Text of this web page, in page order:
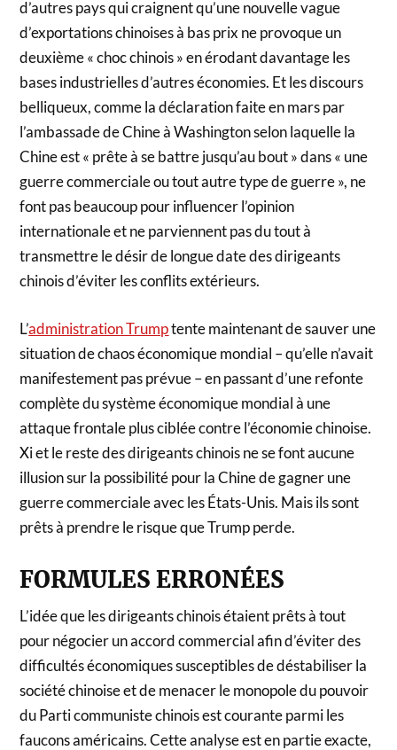
d’autres pays qui craignent qu’une nouvelle vague
d’exportations chinoises à bas prix ne provoque un
deuxième « choc chinois » en érodant davantage les
bases industrielles d’autres économies. Et les discours
belliqueux, comme la déclaration faite en mars par
l’ambassade de Chine à Washington selon laquelle la
Chine est « prête à se battre jusqu’au bout » dans « une
guerre commerciale ou tout autre type de guerre », ne
font pas beaucoup pour influencer l’opinion
internationale et ne parviennent pas du tout à
transmettre le désir de longue date des dirigeants
chinois d’éviter les conflits extérieurs.
L’administration Trumptente maintenant de sauver une
situation de chaos économique mondial – qu’elle n’avait
manifestement pas prévue – en passant d’une refonte
complète du système économique mondial à une
attaque frontale plus ciblée contre l’économie chinoise.
Xi et le reste des dirigeants chinois ne se font aucune
illusion sur la possibilité pour la Chine de gagner une
guerre commerciale avec les États-Unis. Mais ils sont
prêts à prendre le risque que Trump perde.
FORMULES ERRONÉES
L’idée que les dirigeants chinois étaient prêts à tout
pour négocier un accord commercial afin d’éviter des
difficultés économiques susceptibles de déstabiliser la
société chinoise et de menacer le monopole du pouvoir
du Parti communiste chinois est courante parmi les
faucons américains. Cette analyse est en partie exacte,